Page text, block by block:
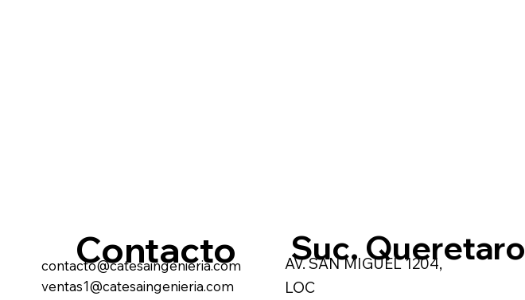
contacto@catesaingenieria.com
ventas1@catesaingenieria.com
Contacto Suc. Queretaro
AV. SAN MIGUEL 1204,
LOC